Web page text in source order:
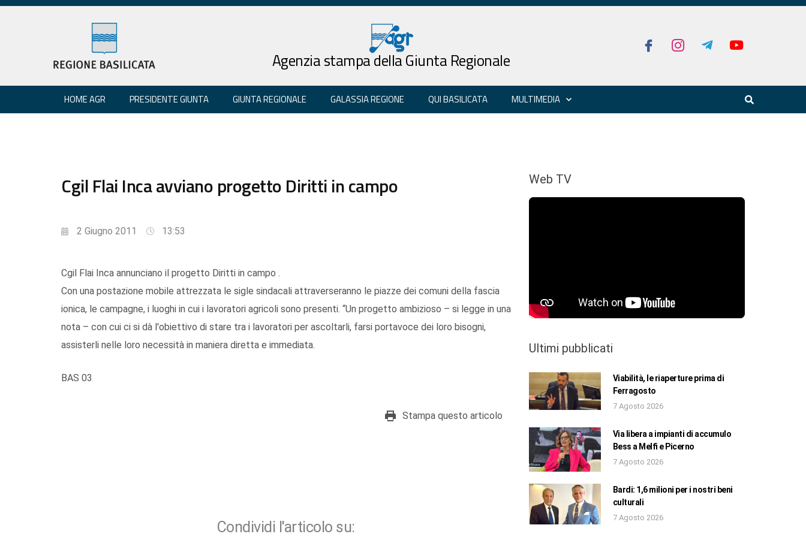
Agenzia stampa della Giunta Regionale
HOME AGR PRESIDENTE GIUNTA GIUNTA REGIONALE GALASSIA REGIONE QUI BASILICATA MULTIMEDIA
Cgil Flai Inca avviano progetto Diritti in campo
2 Giugno 2011 13:53
Cgil Flai Inca annunciano il progetto Diritti in campo .
Con una postazione mobile attrezzata le sigle sindacali attraverseranno le piazze dei comuni della fascia
ionica, le campagne, i luoghi in cui i lavoratori agricoli sono presenti. “Un progetto ambizioso – si legge in una
nota – con cui ci si dà l'obiettivo di stare tra i lavoratori per ascoltarli, farsi portavoce dei loro bisogni,
assisterli nelle loro necessità in maniera diretta e immediata.
BAS 03
Stampa questo articolo
Condividi l'articolo su:
Web TV
Ultimi pubblicati
Viabilità, le riaperture prima di
Ferragosto
7 Agosto 2026
Via libera a impianti di accumulo
Bess a Melfi e Picerno
7 Agosto 2026
Bardi: 1,6 milioni per i nostri beni
culturali
7 Agosto 2026